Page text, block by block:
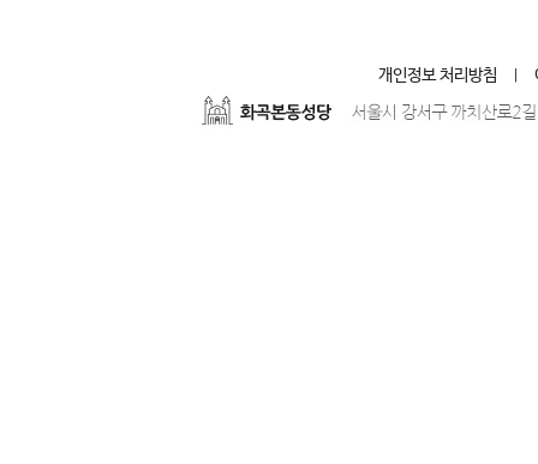
개인정보 처리방침